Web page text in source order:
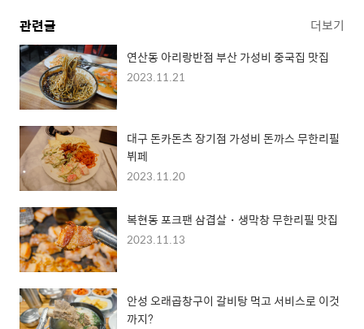
관련글 더보기
연산동 아리랑반점 부산 가성비 중국집 맛집
2023.11.21
대구 돈카돈츠 장기점 가성비 돈까스 무한리필
뷔페
2023.11.20
복현동 포크팬 삼겹살・생막창 무한리필 맛집
2023.11.13
안성 오래곱창구이 갈비탕 먹고 서비스로 이것
까지?